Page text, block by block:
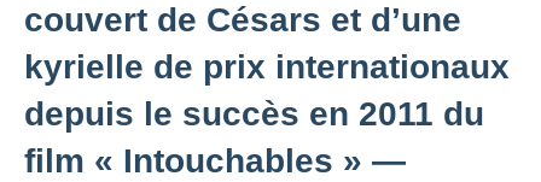
couvert de Césars et d’une
kyrielle de prix internationaux
depuis le succès en 2011 du
film « Intouchables » —